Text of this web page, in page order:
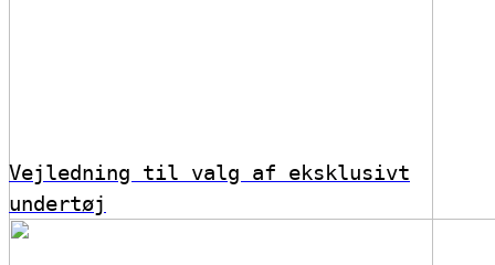
Vejledning til valg af eksklusivt
undertøj